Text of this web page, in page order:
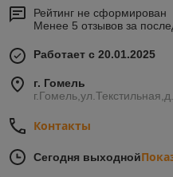
Рейтинг не сформирован
Менее 5 отзывов за
Работает с 20.01.2025
г. Гомель
Контакты
Сегодня выходной